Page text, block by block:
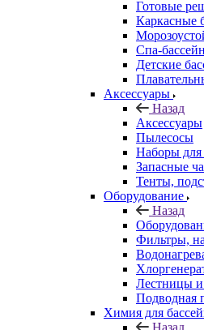
Готовые
Каркасные
Спа-бассейн
Детские
Аксессуары
Назад
Аксессуары
Пылесосы
Наборы для
Запасные
Тенты,
Оборудование
Назад
Фильтры,
Лестницы
Подводная
Химия для
Назад